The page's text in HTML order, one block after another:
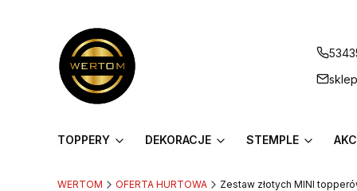
TOPPERY DEKORACJE STEMPLE
WERTOM OFERTA HURTOWA Zestaw złotych MINI